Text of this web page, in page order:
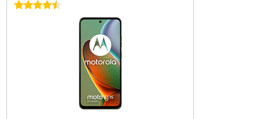
4.5 sterren